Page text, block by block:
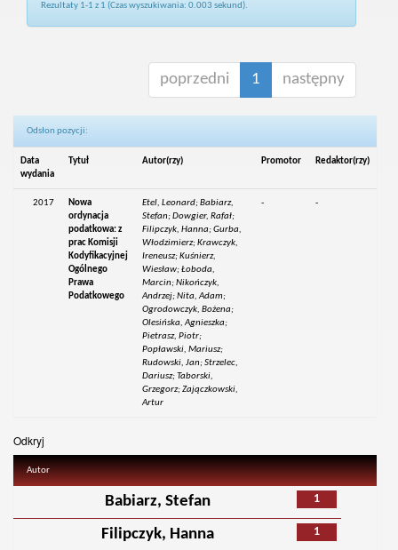
Rezultaty 1-1 z 1 (Czas wyszukiwania: 0.003 sekund).
poprzedni 1 następny
Odsłon pozycji:
Data
wydania
Tytuł Autor(rzy) Promotor Redaktor(rzy)
2017
Nowa
ordynacja
podatkowa: z
prac Komisji
Kodyfikacyjnej
Ogólnego
Prawa
Podatkowego
Etel, Leonard; Babiarz,
Stefan; Dowgier, Rafał;
Filipczyk, Hanna; Gurba,
Włodzimierz; Krawczyk,
Ireneusz; Kuśnierz,
Wiesław; Łoboda,
Marcin; Nikończyk,
Andrzej; Nita, Adam;
Ogrodowczyk, Bożena;
Olesińska, Agnieszka;
Pietrasz, Piotr;
Popławski, Mariusz;
Rudowski, Jan; Strzelec,
Dariusz; Taborski,
Grzegorz; Zajączkowski,
Artur
- -
Odkryj
Autor
1
Babiarz, Stefan
1
Filipczyk, Hanna